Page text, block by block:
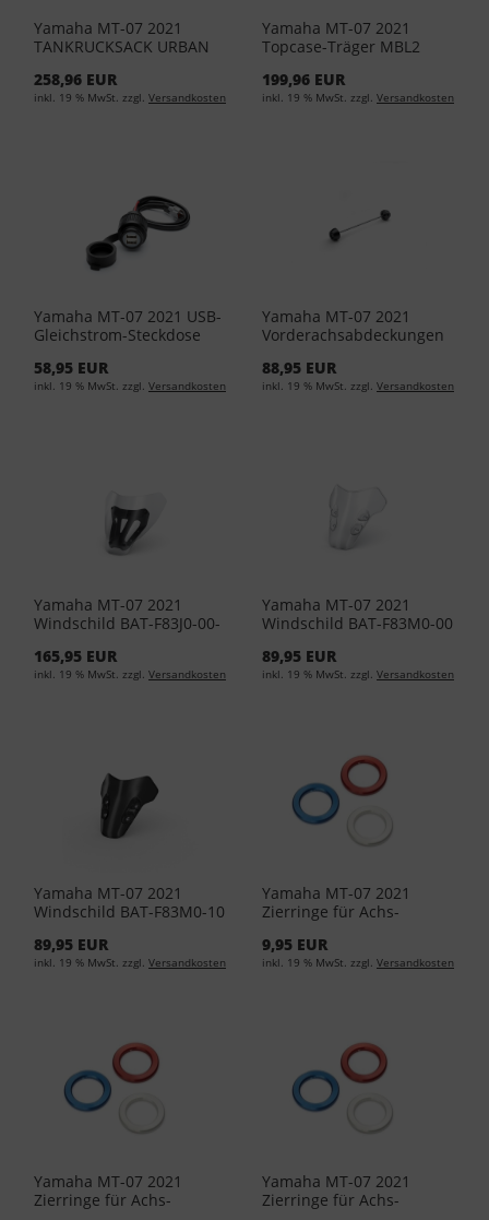
Yamaha MT-07 2021
TANKRUCKSACK URBAN
258,96 EUR
inkl. 19 % MwSt. zzgl. Versandkosten
Yamaha MT-07 2021
Topcase-Träger MBL2
199,96 EUR
inkl. 19 % MwSt. zzgl. Versandkosten
Yamaha MT-07 2021 USB-
Gleichstrom-Steckdose
58,95 EUR
inkl. 19 % MwSt. zzgl. Versandkosten
Yamaha MT-07 2021
Vorderachsabdeckungen
88,95 EUR
inkl. 19 % MwSt. zzgl. Versandkosten
Yamaha MT-07 2021
Windschild BAT-F83J0-00-
165,95 EUR
inkl. 19 % MwSt. zzgl. Versandkosten
Yamaha MT-07 2021
Windschild BAT-F83M0-00
89,95 EUR
inkl. 19 % MwSt. zzgl. Versandkosten
Yamaha MT-07 2021
Windschild BAT-F83M0-10
89,95 EUR
inkl. 19 % MwSt. zzgl. Versandkosten
Yamaha MT-07 2021
Zierringe für Achs-
FCRNG-00-03
9,95 EUR
inkl. 19 % MwSt. zzgl. Versandkosten
Yamaha MT-07 2021
Zierringe für Achs-
Yamaha MT-07 2021
Zierringe für Achs-